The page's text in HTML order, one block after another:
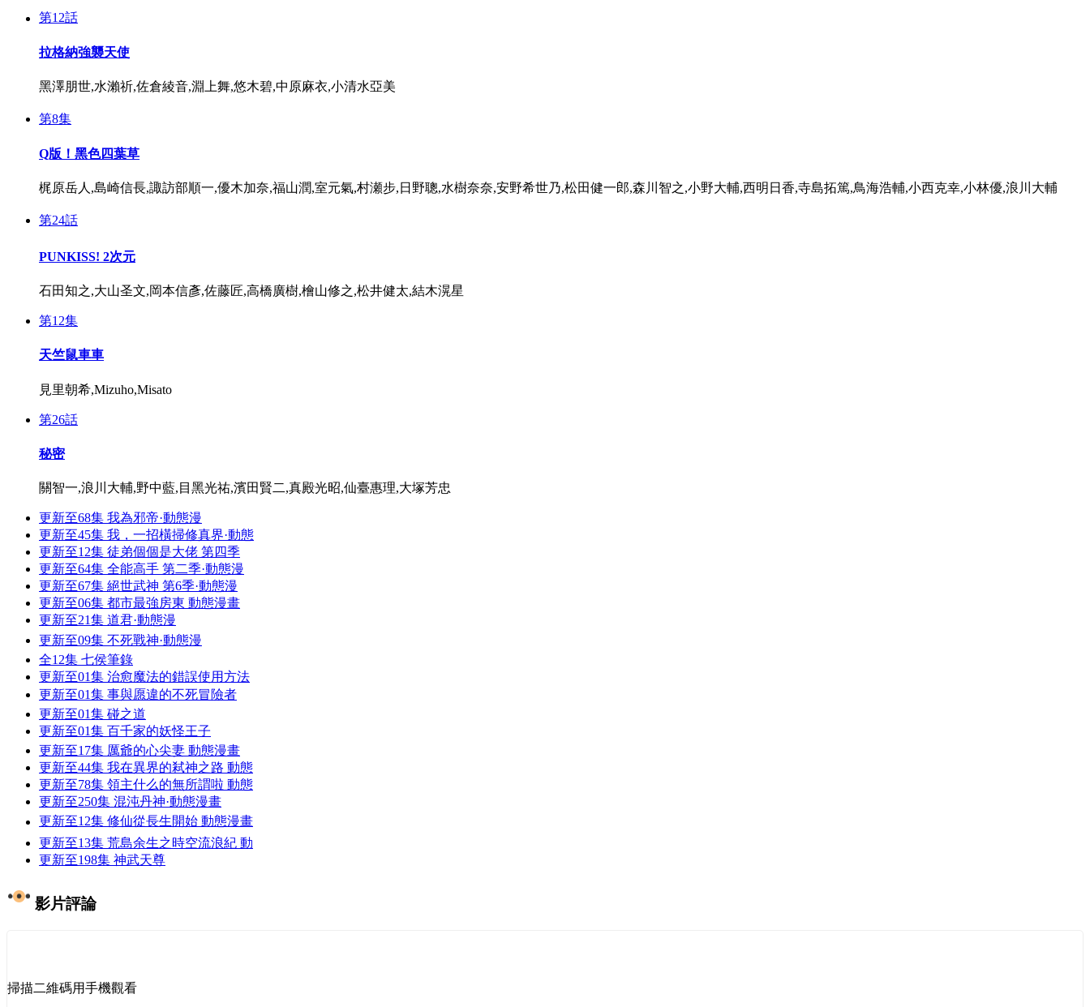
第12話
拉格納強襲天使
黑澤朋世,水瀨祈,佐倉綾音,淵上舞,悠木碧,中原麻衣,小清水亞美
第8集
Q版！黑色四葉草
梶原岳人,島崎信長,諏訪部順一,優木加奈,福山潤,室元氣,村瀬步,日野聰,水樹奈奈,安野希世乃,松田健一郎,森川智之,小野大輔,西明日香,寺島拓篤,鳥海浩輔,小西克幸,小林優,浪川大輔
第24話
PUNKISS! 2次元
石田知之,大山圣文,岡本信彥,佐藤匠,高橋廣樹,檜山修之,松井健太,結木滉星
第12集
天竺鼠車車
見里朝希,Mizuho,Misato
第26話
秘密
關智一,浪川大輔,野中藍,目黑光祐,濱田賢二,真殿光昭,仙臺惠理,大塚芳忠
更新至68集 我為邪帝·動態漫
更新至45集 我，一招橫掃修真界·動態
更新至12集 徒弟個個是大佬 第四季
更新至64集 全能高手 第二季·動態漫
更新至67集 絕世武神 第6季·動態漫
更新至06集 都市最強房東 動態漫畫
更新至21集 道君·動態漫
更新至09集 不死戰神·動態漫
全12集 七侯筆錄
更新至01集 治愈魔法的錯誤使用方法
更新至01集 事與愿違的不死冒險者
更新至01集 碰之道
更新至01集 百千家的妖怪王子
更新至17集 厲爺的心尖妻 動態漫畫
更新至44集 我在異界的弒神之路 動態
更新至78集 領主什么的無所謂啦 動態
更新至250集 混沌丹神·動態漫畫
更新至12集 修仙從長生開始 動態漫畫
更新至13集 荒島余生之時空流浪紀 動
更新至198集 神武天尊
影片評論
掃描二維碼用手機觀看